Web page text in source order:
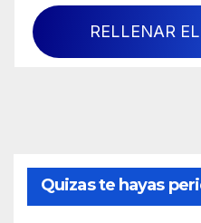
RELLENAR
Quizas te hayas